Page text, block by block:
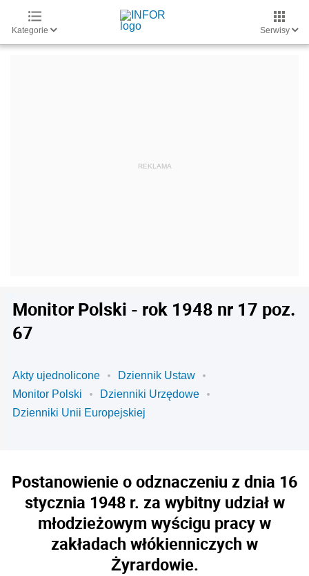
Kategorie Serwisy
Monitor Polski - rok 1948 nr 17 poz.
67
Akty ujednolicone
Dziennik Ustaw
Monitor Polski
Dzienniki Urzędowe
Dzienniki Unii Europejskiej
Postanowienie o odznaczeniu z dnia 16
stycznia 1948 r. za wybitny udział w
młodzieżowym wyścigu pracy w
zakładach włókienniczych w
Żyrardowie.